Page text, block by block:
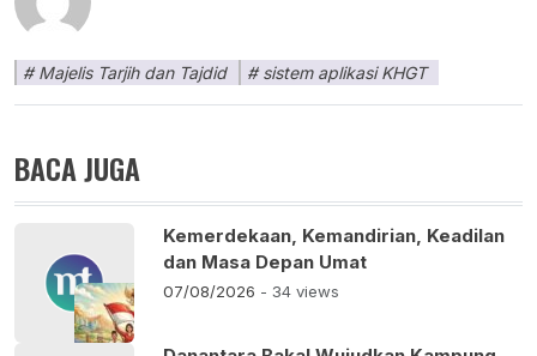
Majelis Tarjih dan Tajdid sistem aplikasi KHGT
BACA JUGA
Kemerdekaan, Kemandirian, Keadilan
dan Masa Depan Umat
07/08/2026 - 34 views